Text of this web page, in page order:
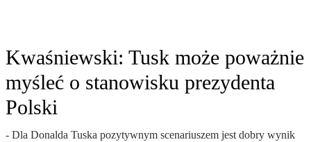
Kwaśniewski: Tusk może poważnie
myśleć o stanowisku prezydenta
Polski
- Dla Donalda Tuska pozytywnym scenariuszem jest dobry wynik